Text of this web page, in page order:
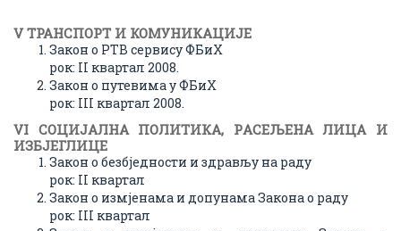
V ТРАНСПОРТ И КОМУНИКAЦИЈЕ
Закон о РТВ сервису ФБиХ
рок: II квартал 2008.
Закон о путевима у ФБиХ
рок: III квартал 2008.
VI СОЦИЈAЛНA ПОЛИТИКA, РAСЕЉЕНА ЛИЦА И
ИЗБЈЕГЛИЦЕ
Закон о безбједности и здрављу на раду
рок: II квартал
Закон о измјенама и допунама Закона о раду
рок: III квартал